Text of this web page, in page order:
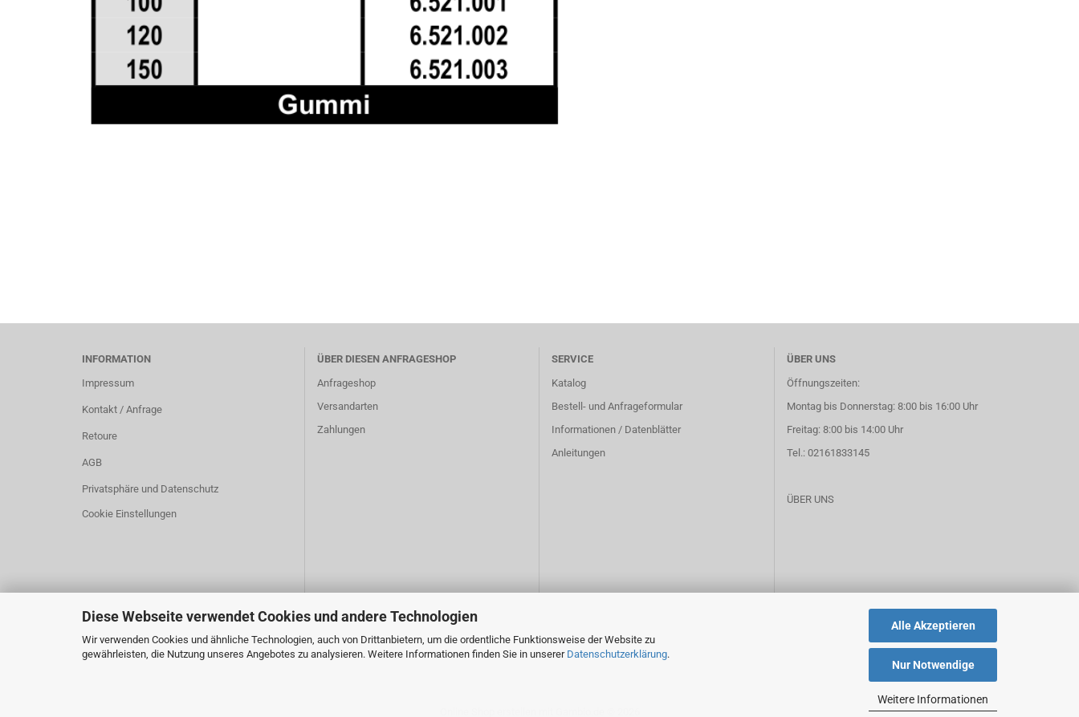
Diese Webseite verwendet Cookies und andere Technologien
Wir verwenden Cookies und ähnliche Technologien, auch von Drittanbietern, um die ordentliche Funktionsweise der Website zu
gewährleisten, die Nutzung unseres Angebotes zu analysieren. Weitere Informationen finden Sie in unserer Datenschutzerklärung.
Alle Akzeptieren
Nur Notwendige
Weitere Informationen
INFORMATION
Impressum
Kontakt / Anfrage
Retoure
AGB
Privatsphäre und Datenschutz
Cookie Einstellungen
ÜBER DIESEN ANFRAGESHOP
Anfrageshop
Versandarten
Zahlungen
SERVICE
Katalog
Bestell- und Anfrageformular
Informationen / Datenblätter
Anleitungen
ÜBER UNS
Öffnungszeiten:
Montag bis Donnerstag: 8:00 bis 16:00 Uhr
Freitag: 8:00 bis 14:00 Uhr
Tel.: 02161833145
ÜBER UNS